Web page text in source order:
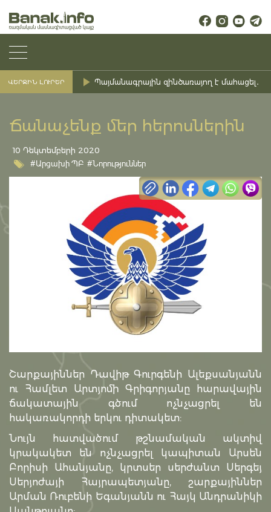
ՎԵՐՋԻՆ ԼՈՒՐԵՐ Պայմանագրային զինծառայող է մահացել․
Ճանաչենք մեր հերոսներին
10 Դեկտեմբերի 2020
#Արցախի ՊԲ #Նորություններ
Շարքայիններ Դավիթ Գուրգենի Ալեքսանյանն
ու Համլետ Արտյոմի Գրիգորյանը հարավային
ճակատային գծում ոչնչացրել են
հակառակորդի երկու դիտակետ:
Նույն հատվածում թշնամական ակտիվ
կրակակետ են ոչնչացրել կապիտան Արսեն
Բորիսի Ահանյանը, կրտսեր սերժանտ Սերգեյ
Սերյոժայի Հայրապետյանը, շարքայիններ
Արման Ռուբենի Եգանյանն ու Հայկ Անդրանիկի